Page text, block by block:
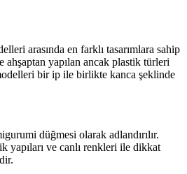
arasında en farklı tasarımlara sahip
yapılan ancak plastik türleri
bir ip ile birlikte kanca şeklinde
düğmesi olarak adlandırılır.
yapıları ve canlı renkleri ile dikkat